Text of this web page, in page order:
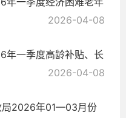
2026-04-08
年一季度高龄补贴、长
2026-04-08
局2026年01—03月份